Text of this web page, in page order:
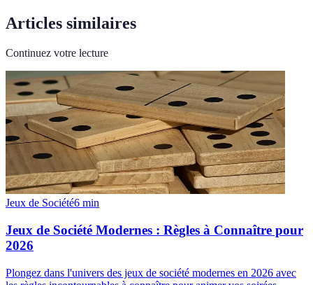
Articles similaires
Continuez votre lecture
Jeux de Société6 min
Jeux de Société Modernes : Règles à Connaître pour
2026
Plongez dans l'univers des jeux de société modernes en 2026 avec